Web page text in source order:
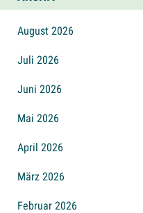
August 2026
Juli 2026
Juni 2026
Mai 2026
April 2026
März 2026
Februar 2026